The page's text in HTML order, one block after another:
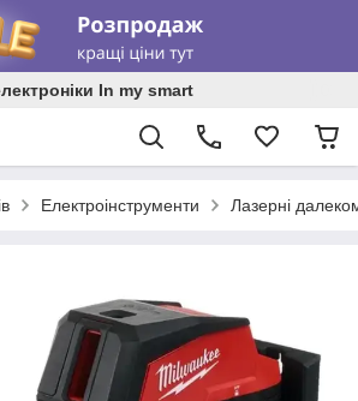
In my smart
Електроінструменти Лазерні